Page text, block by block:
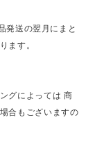
発送の翌月にまと
ます。
グによっては 商
合もございますの